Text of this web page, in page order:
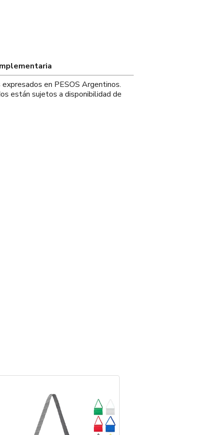
en PESOS Argentinos.
están sujetos a disponibilidad de